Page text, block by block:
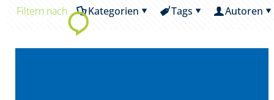
Filtern nach Kategorien Tags Autoren